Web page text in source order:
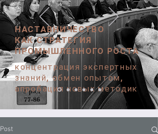
НАСТАВНИЧЕСТВО
КАК СТРАТЕГИЯ
ПРОМЫШЛЕННОГО РОСТА
концентрация экспертных
знаний, обмен опытом,
апробация новых методик
Post